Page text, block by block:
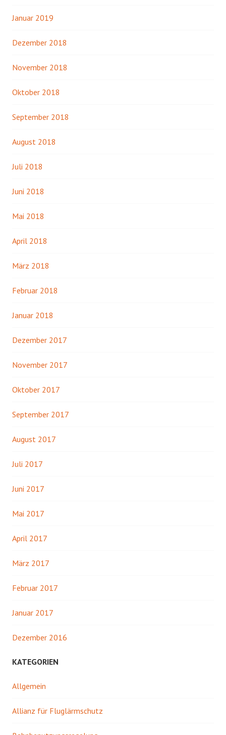
Januar 2019
Dezember 2018
November 2018
Oktober 2018
September 2018
August 2018
Juli 2018
Juni 2018
Mai 2018
April 2018
März 2018
Februar 2018
Januar 2018
Dezember 2017
November 2017
Oktober 2017
September 2017
August 2017
Juli 2017
Juni 2017
Mai 2017
April 2017
März 2017
Februar 2017
Januar 2017
Dezember 2016
KATEGORIEN
Allgemein
Allianz für Fluglärmschutz